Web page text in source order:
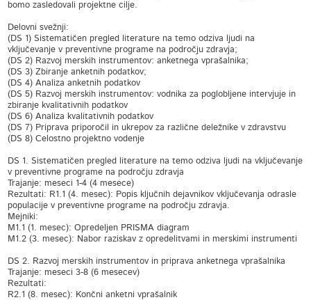
bomo zasledovali projektne cilje.
Delovni svežnji:
(DS 1) Sistematičen pregled literature na temo odziva ljudi na
vključevanje v preventivne programe na področju zdravja;
(DS 2) Razvoj merskih instrumentov: anketnega vprašalnika;
(DS 3) Zbiranje anketnih podatkov;
(DS 4) Analiza anketnih podatkov
(DS 5) Razvoj merskih instrumentov: vodnika za poglobljene intervjuje in
zbiranje kvalitativnih podatkov
(DS 6) Analiza kvalitativnih podatkov
(DS 7) Priprava priporočil in ukrepov za različne deležnike v zdravstvu
(DS 8) Celostno projektno vodenje
DS 1. Sistematičen pregled literature na temo odziva ljudi na vključevanje
v preventivne programe na področju zdravja
Trajanje: meseci 1-4 (4 mesece)
Rezultati: R1.1 (4. mesec): Popis ključnih dejavnikov vključevanja odrasle
populacije v preventivne programe na področju zdravja.
Mejniki:
M1.1 (1. mesec): Opredeljen PRISMA diagram
M1.2 (3. mesec): Nabor raziskav z opredelitvami in merskimi instrumenti
DS 2. Razvoj merskih instrumentov in priprava anketnega vprašalnika
Trajanje: meseci 3-8 (6 mesecev)
Rezultati:
R2.1 (8. mesec): Končni anketni vprašalnik